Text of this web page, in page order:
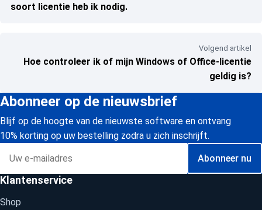
soort licentie heb ik nodig.
Volgend artikel
Hoe controleer ik of mijn Windows of Office-licentie
geldig is?
Abonneer op de nieuwsbrief
Blijf op de hoogte van de nieuwste software en ontvang
10% korting op uw bestelling zodra u zich inschrijft.
Abonneer nu
Klantenservice
Shop